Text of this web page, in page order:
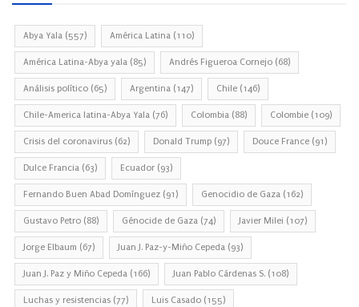
Abya Yala (557) América Latina (110)
América Latina-Abya yala (85) Andrés Figueroa Cornejo (68)
Análisis político (65) Argentina (147) Chile (146)
Chile-America latina-Abya Yala (76) Colombia (88) Colombie (109)
Crisis del coronavirus (62) Donald Trump (97) Douce France (91)
Dulce Francia (63) Ecuador (93)
Fernando Buen Abad Domínguez (91) Genocidio de Gaza (162)
Gustavo Petro (88) Génocide de Gaza (74) Javier Milei (107)
Jorge Elbaum (67) Juan J. Paz-y-Miño Cepeda (93)
Juan J. Paz y Miño Cepeda (166) Juan Pablo Cárdenas S. (108)
Luchas y resistencias (77) Luis Casado (155)